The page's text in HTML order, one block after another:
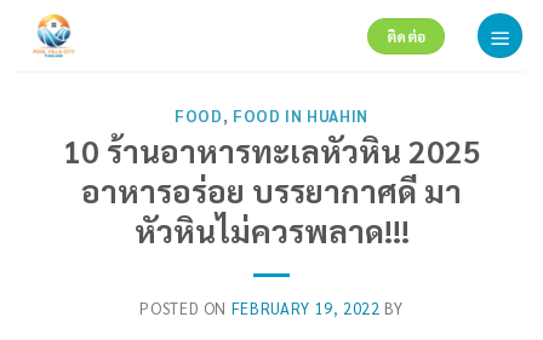
ติดต่อ
FOOD, FOOD IN HUAHIN
10 ร้านอาหารทะเลหัวหิน 2025
อาหารอร่อย บรรยากาศดี มา
หัวหินไม่ควรพลาด!!!
POSTED ON FEBRUARY 19, 2022 BY